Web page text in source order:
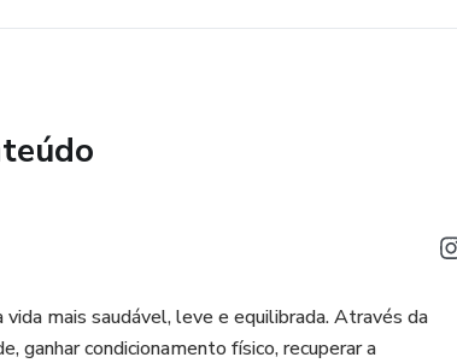
mais saudável, leve e equilibrada. Através da
ganhar condicionamento físico, recuperar a